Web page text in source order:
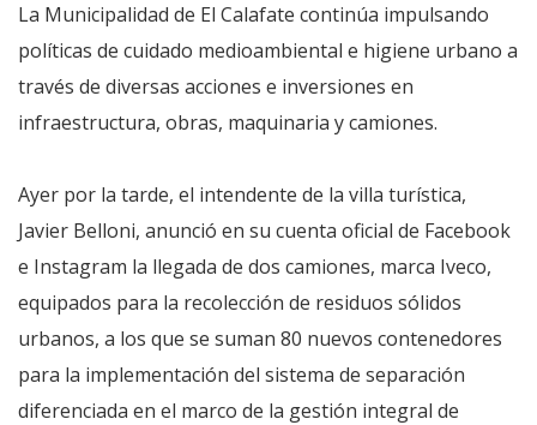
La Municipalidad de El Calafate continúa impulsando
políticas de cuidado medioambiental e higiene urbano a
través de diversas acciones e inversiones en
infraestructura, obras, maquinaria y camiones.
Ayer por la tarde, el intendente de la villa turística,
Javier Belloni, anunció en su cuenta oficial de Facebook
e Instagram la llegada de dos camiones, marca Iveco,
equipados para la recolección de residuos sólidos
urbanos, a los que se suman 80 nuevos contenedores
para la implementación del sistema de separación
diferenciada en el marco de la gestión integral de